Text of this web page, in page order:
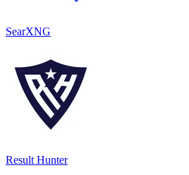
SearXNG
Result Hunter